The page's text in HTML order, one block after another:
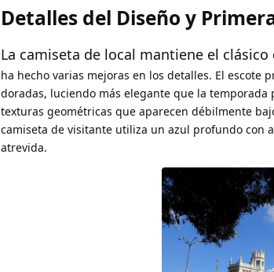
Detalles del Diseño y
La camiseta de local mantiene el
ha hecho varias mejoras en los detalles. El escote
doradas, luciendo más elegante que la
texturas geométricas que aparecen débilmente
camiseta de visitante utiliza un azul profundo con
atrevida.